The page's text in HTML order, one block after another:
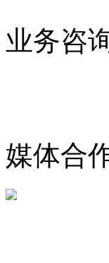
业务咨
媒体合